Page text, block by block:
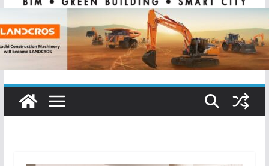
IHG Hotels & Resorts เปิดตัว ฮอลิเดย์ อินน์ เอ็กซ์เพรส
อ่าวนางแห่งแรกในกระบี่